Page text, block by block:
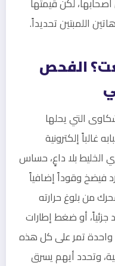
لكن قيمتها
اللمبتين تحديداً.
الفحص
التي يحلها
غالباً إلكترونية
بلا داعٍ، حساس
فيضخ وقوداً إضافياً
من بلوغ حرارته
جزئياً، أو ضغط إطارات
تمر على كل هذه
وتحدد أيهم يسرق